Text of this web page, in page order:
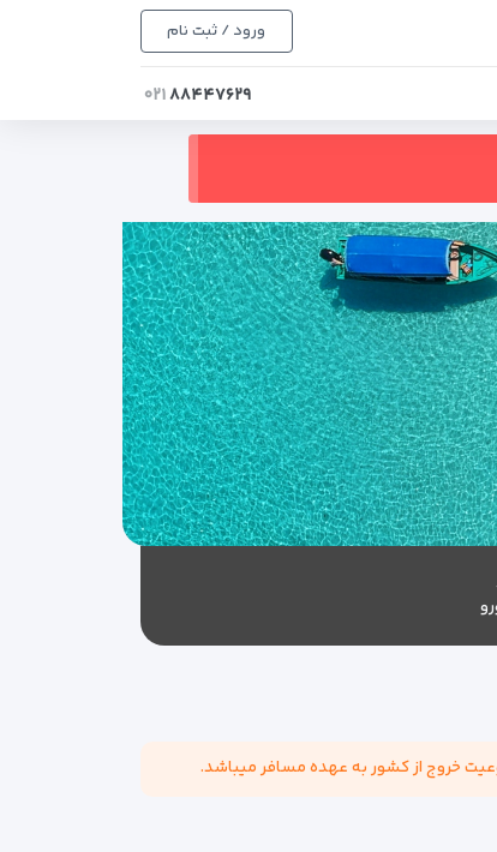
ورود / ثبت نام
۸۸۴۴۷۶۲۹۰۲۱